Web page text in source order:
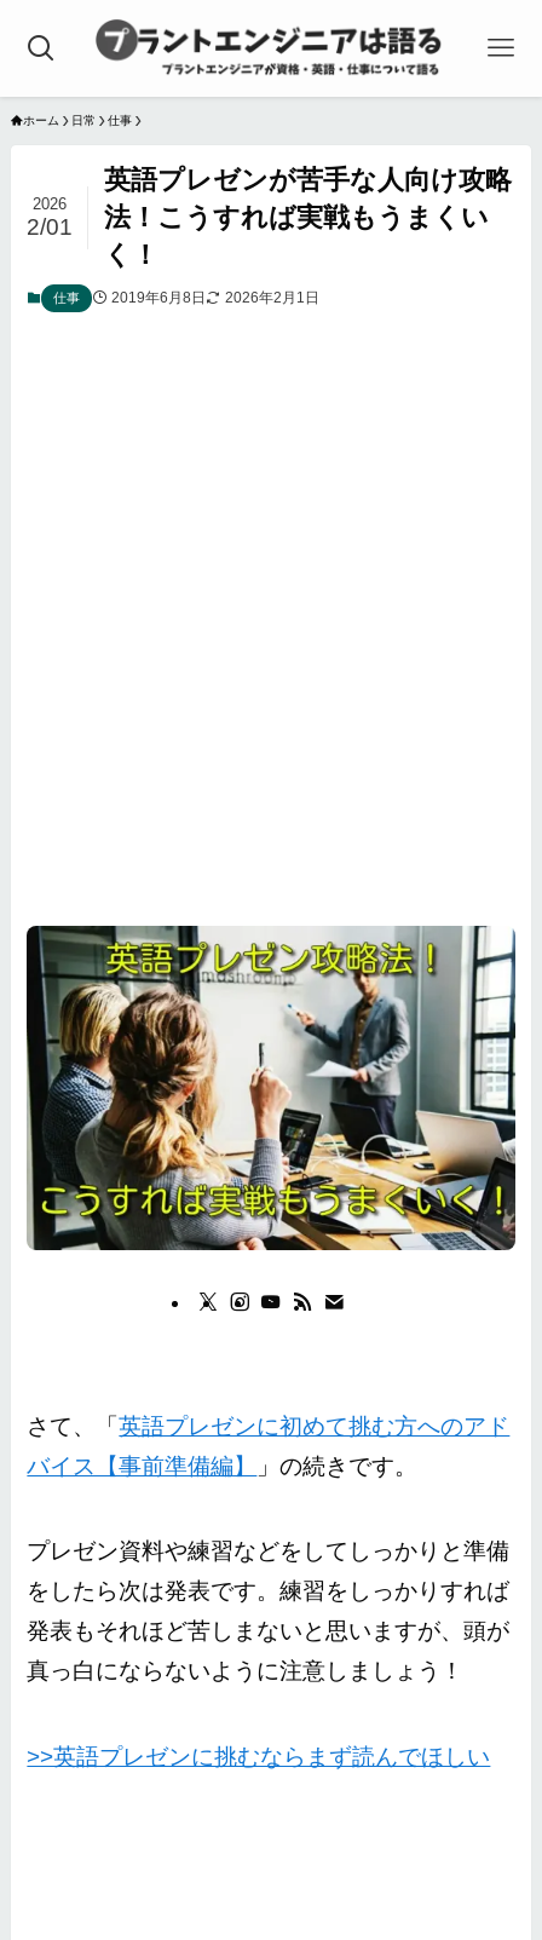
ホーム 日常 仕事
英語プレゼンが苦手な人向け攻略
法！こうすれば実戦もうまくい
く！
2026
2/01
仕事 2019年6月8日 2026年2月1日
さて、「英語プレゼンに初めて挑む方へのアド
バイス【事前準備編】
」の続きです。
プレゼン資料や練習などをしてしっかりと準備
をしたら次は発表です。練習をしっかりすれば
発表もそれほど苦しまないと思いますが、頭が
真っ白にならないように注意しましょう！
>>英語プレゼンに挑むならまず読んでほしい